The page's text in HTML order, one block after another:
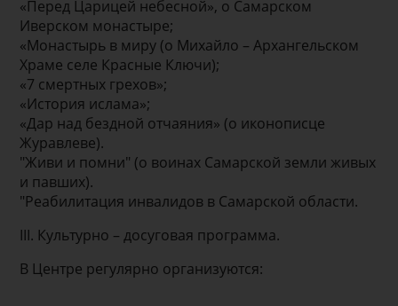
«Перед Царицей небесной», о Самарском
Иверском монастыре;
«Монастырь в миру (о Михайло – Архангельском
Храме селе Красные Ключи);
«7 смертных грехов»;
«История ислама»;
«Дар над бездной отчаяния» (о иконописце
Журавлеве).
"Живи и помни" (о воинах Самарской земли живых
и павших).
"Реабилитация инвалидов в Самарской области.
III. Культурно – досуговая программа.
В Центре регулярно организуются: